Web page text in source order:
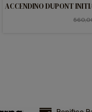
ACCENDINO DUPONT